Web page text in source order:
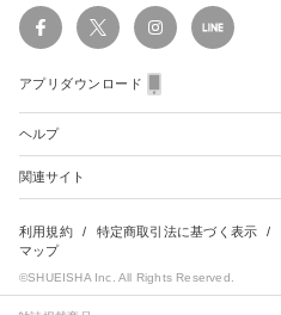
アプリダウンロード
ヘルプ
ショッピングガイド
会員特典のご案内
よくあるご質問
関連サイト
雑誌定期購読について
集英社Webマガジン Cobalt
利用規約 特定商取引法に基づく表示
マップ
©SHUEISHA Inc. All Rights Reserved.